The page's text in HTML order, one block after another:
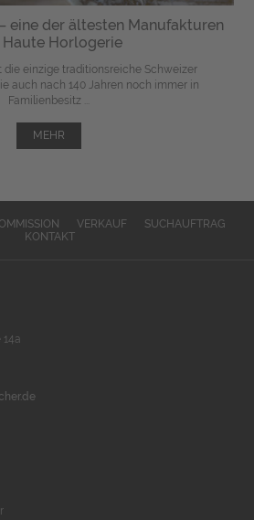
eine der ältesten Manufakturen
Haute Horlogerie
die einzige traditionsreiche Schweizer
auch nach 140 Jahren noch immer in
Familienbesitz ...
MEHR
VERKAUF
SUCHAUFTRAG
KONTAKT